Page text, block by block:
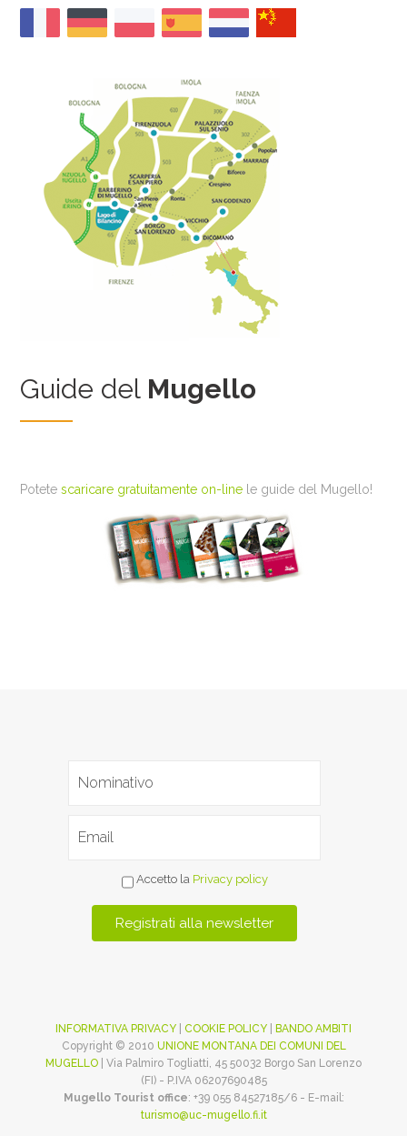
Guide del Mugello
Potetescaricare gratuitamente on-line le guide del Mugello!
Accetto la Privacy policy
INFORMATIVA PRIVACY COOKIE POLICY
BANDO AMBITI
Copyright © 2010 UNIONE MONTANA DEI COMUNI DEL
MUGELLO | Via Palmiro Togliatti, 45 50032 Borgo San Lorenzo
(FI) - P.IVA 06207690485
Mugello Tourist office: +39 055 84527185/6 - E-mail:
turismo@uc-mugello.fi.it